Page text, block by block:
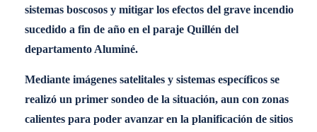
sistemas boscosos y mitigar los efectos del grave incendio
sucedido a fin de año en el paraje Quillén del
departamento Aluminé.
Mediante imágenes satelitales y sistemas específicos se
realizó un primer sondeo de la situación, aun con zonas
calientes para poder avanzar en la planificación de sitios